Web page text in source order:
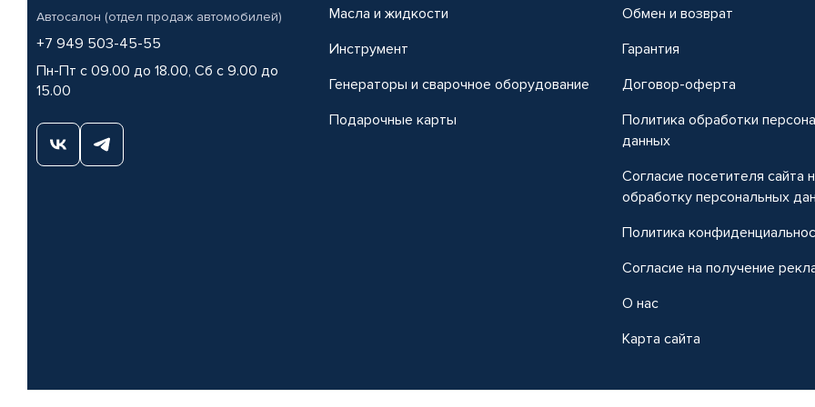
Автосалон (отдел продаж автомобилей)
+7 949 503-45-55
Пн-Пт с 09.00 до 18.00, Сб с 9.00 до
15.00
Масла и жидкости
Инструмент
Генераторы и сварочное оборудование
Подарочные карты
Обмен и возврат
Гарантия
Договор-оферта
Политика обработки
данных
Согласие посетителя сайта
обработку персональных
Политика
Согласие на получение
О нас
Карта сайта